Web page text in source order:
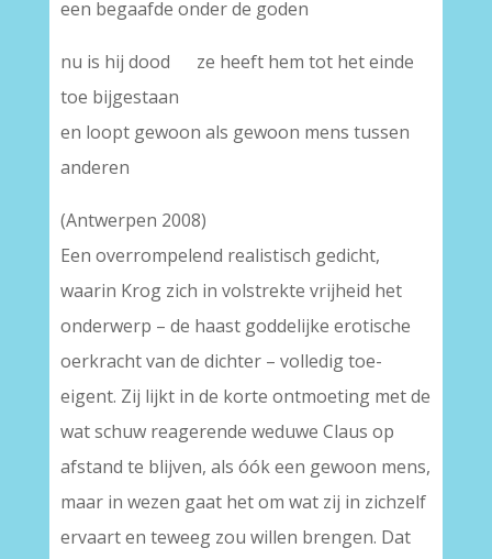
een begaafde onder de goden
nu is hij dood ze heeft hem tot het einde
toe bijgestaan
en loopt gewoon als gewoon mens tussen
anderen
(Antwerpen 2008)
Een overrompelend realistisch gedicht,
waarin Krog zich in volstrekte vrijheid het
onderwerp – de haast goddelijke erotische
oerkracht van de dichter – volledig toe-
eigent. Zij lijkt in de korte ontmoeting met de
wat schuw reagerende weduwe Claus op
afstand te blijven, als óók een gewoon mens,
maar in wezen gaat het om wat zij in zichzelf
ervaart en teweeg zou willen brengen. Dat